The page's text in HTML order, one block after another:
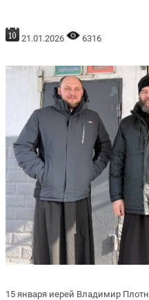
21.01.2026 6316
15 января иерей Владимир